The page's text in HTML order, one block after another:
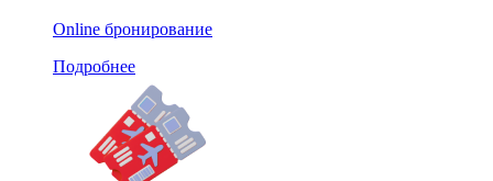
Online бронирование
Подробнее